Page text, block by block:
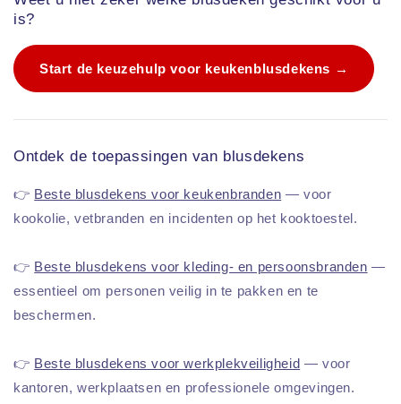
is?
Start de keuzehulp voor keukenblusdekens →
Ontdek de toepassingen van blusdekens
👉 Beste blusdekens voor keukenbranden — voor
kookolie, vetbranden en incidenten op het kooktoestel.
👉 Beste blusdekens voor kleding- en persoonsbranden —
essentieel om personen veilig in te pakken en te
beschermen.
👉 Beste blusdekens voor werkplekveiligheid — voor
kantoren, werkplaatsen en professionele omgevingen.